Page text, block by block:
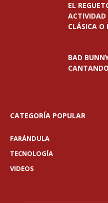
EL
ACTIVIDAD
CLÁSICA O
BAD
CATEGORÍA POPULAR
FARÁNDULA
TECNOLOGÍA
VIDEOS